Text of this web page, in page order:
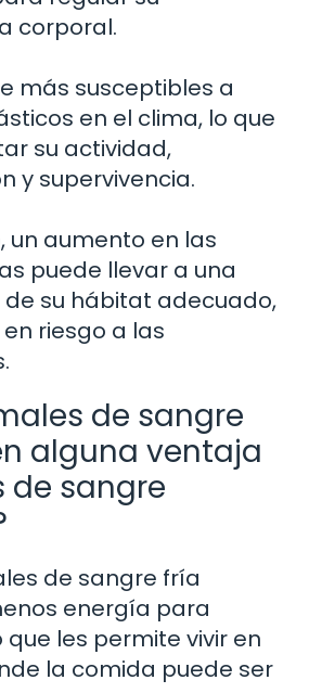
corporal.
más susceptibles a
en el clima, lo que
su actividad,
y supervivencia.
un aumento en las
puede llevar a una
de su hábitat adecuado,
riesgo a las
de sangre
alguna ventaja
de sangre
de sangre fría
energía para
que les permite vivir en
la comida puede ser